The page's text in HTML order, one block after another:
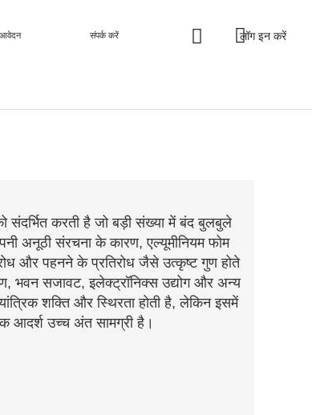
आवेदन संपर्क करें लॉग इन करें
संदर्भित करती है जो बड़ी संख्या में बंद बुलबुले
अनूठी संरचना के कारण, एल्यूमीनियम फोम
और पहनने के प्रतिरोध जैसे उत्कृष्ट गुण होते
भवन सजावट, इलेक्ट्रॉनिक्स उद्योग और अन्य
शक्ति और स्थिरता होती है, लेकिन इसमें
आदर्श उच्च अंत सामग्री है।